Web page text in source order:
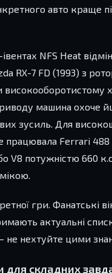
авто краще
NFS Heat
RX-7 FD (1993) з
машина охоче
зусиль. Для
працювала Ferrari 488
V8 потужністю 660
гри. Фанатські
актуальні
не нехтуйте цими
для складних